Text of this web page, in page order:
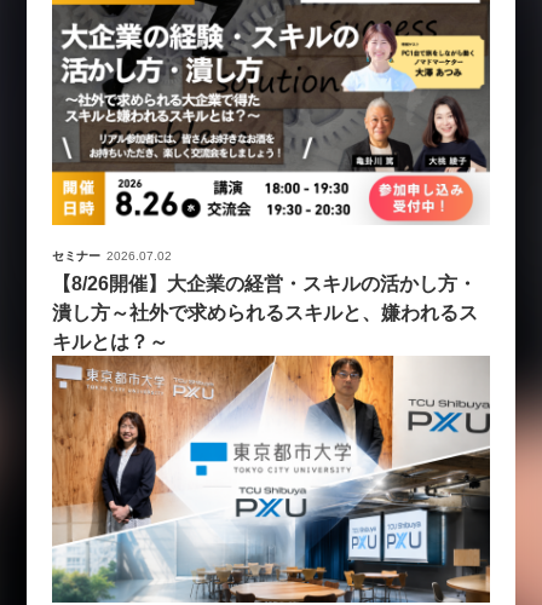
セミナー 2026.07.02
【8/26開催】大企業の経営・スキルの活かし方・
潰し方～社外で求められるスキルと、嫌われるス
キルとは？～